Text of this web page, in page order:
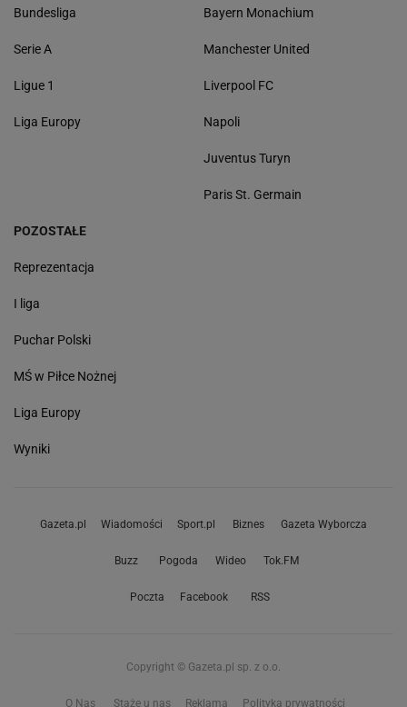
Bundesliga
Serie A
Ligue 1
Liga Europy
Bayern Monachium
Manchester United
Liverpool FC
Napoli
Juventus Turyn
Paris St. Germain
POZOSTAŁE
Reprezentacja
I liga
Puchar Polski
MŚ w Piłce Nożnej
Liga Europy
Wyniki
Gazeta.pl Wiadomości Sport.pl Biznes Gazeta Wyborcza
Buzz Pogoda Wideo Tok.FM
Poczta Facebook RSS
Copyright © Gazeta.pl sp. z o.o.
O Nas Staże u nas Reklama Polityka prywatności